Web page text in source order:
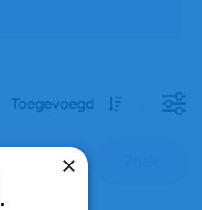
Toegevoegd
×